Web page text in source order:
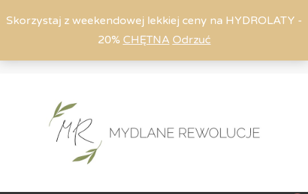
Skorzystaj z weekendowej lekkiej ceny na HYDROLATY -
20% CHĘTNA Odrzuć